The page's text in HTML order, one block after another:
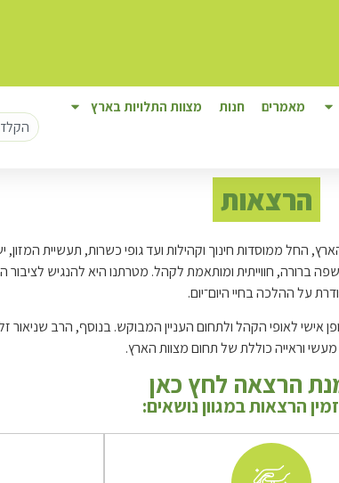
מאמרים חנות מצוות התלויות בארץ
הרצאות
החל ממוסדות חינוך וקהילות ועד גופי כשרות, תעשיית
ברורה, חווייתית ומותאמת לקהל. מטרתנו היא להנגיש
על ההלכה בחיי היום־יום.
אישי לאופי הקהל ולתחום העניין המבוקש. בנוסף, הרב שניאור
מעשי וראייה כוללת של תחום מצוות הארץ.
הרצאה לחץ כאן
הרצאות במגוון נושאים: